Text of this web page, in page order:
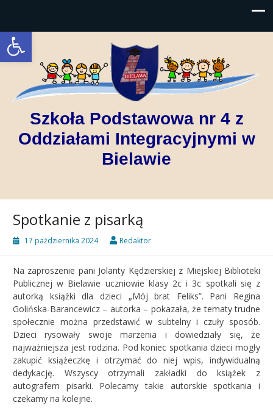
Open toolbar
Szkoła Podstawowa nr 4 z
Oddziałami Integracyjnymi w
Bielawie
Spotkanie z pisarką
17 października 2024 Redaktor
Na zaproszenie pani Jolanty Kędzierskiej z Miejskiej Biblioteki
Publicznej w Bielawie uczniowie klasy 2c i 3c spotkali się z
autorką książki dla dzieci „Mój brat Feliks”. Pani Regina
Golińska-Barancewicz – autorka – pokazała, że tematy trudne
społecznie można przedstawić w subtelny i czuły sposób.
Dzieci rysowały swoje marzenia i dowiedziały się, że
najważniejsza jest rodzina. Pod koniec spotkania dzieci mogły
zakupić książeczkę i otrzymać do niej wpis, indywidualną
dedykację. Wszyscy otrzymali zakładki do książek z
autografem pisarki. Polecamy takie autorskie spotkania i
czekamy na kolejne.